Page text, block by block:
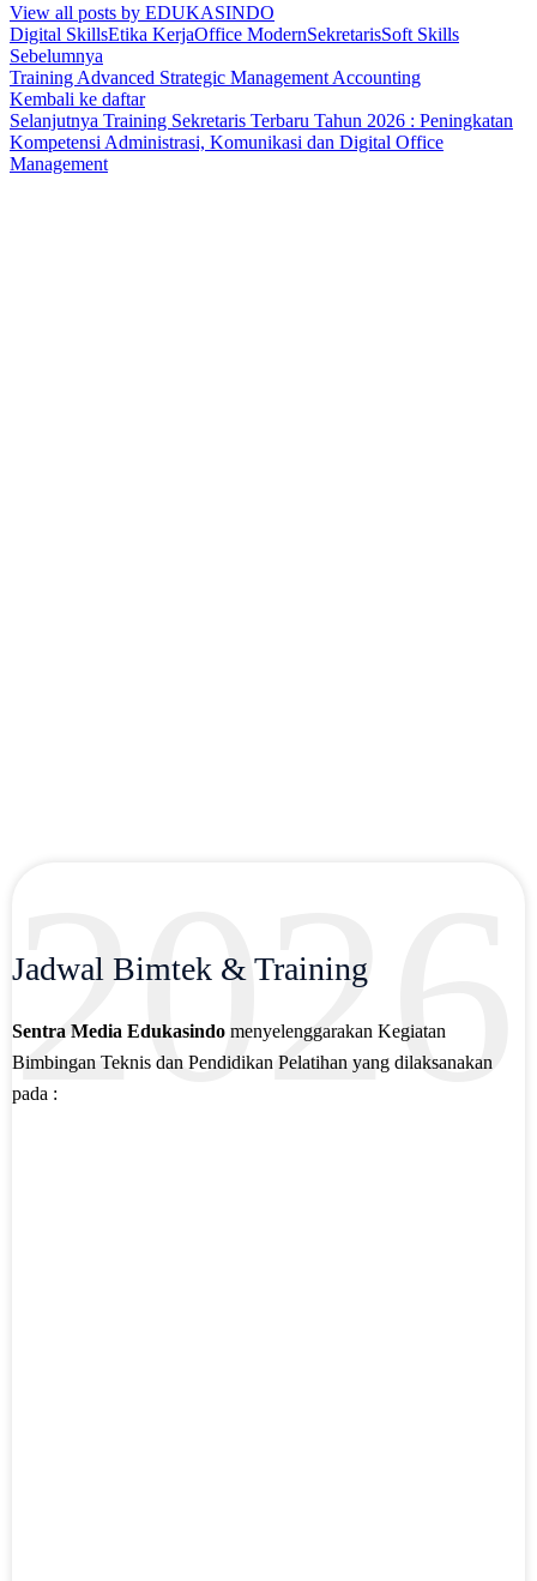
View all posts by EDUKASINDO
Digital SkillsEtika KerjaOffice ModernSekretarisSoft Skills
Sebelumnya
Training Advanced Strategic Management Accounting
Kembali ke daftar
Selanjutnya Training Sekretaris Terbaru Tahun 2026 : Peningkatan
Kompetensi Administrasi, Komunikasi dan Digital Office
Management
2026
Jadwal Bimtek & Training
Sentra Media Edukasindo menyelenggarakan Kegiatan
Bimbingan Teknis dan Pendidikan Pelatihan yang dilaksanakan
pada :